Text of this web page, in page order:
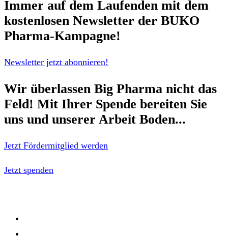
Immer auf dem Laufenden mit dem
kostenlosen Newsletter der BUKO
Pharma-Kampagne!
Newsletter jetzt abonnieren!
Wir überlassen Big Pharma nicht das
Feld! Mit Ihrer Spende bereiten Sie
uns und unserer Arbeit Boden...
Jetzt Fördermitglied werden
Jetzt spenden